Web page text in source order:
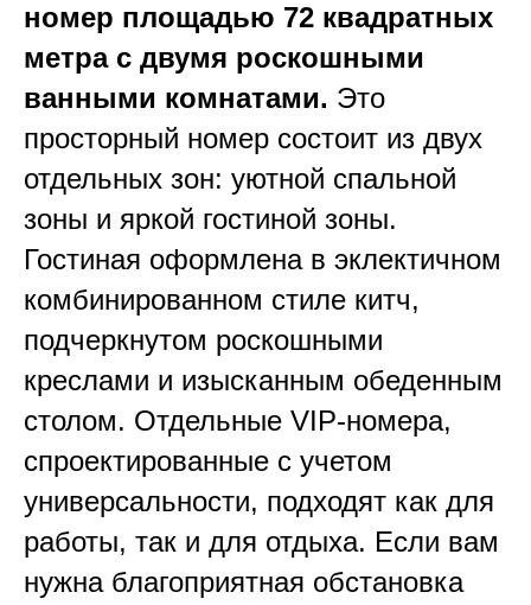
номер площадью 72 квадратных
метра с двумя роскошными
ванными комнатами. Это
просторный номер состоит из двух
отдельных зон: уютной спальной
зоны и яркой гостиной зоны.
Гостиная оформлена в эклектичном
комбинированном стиле китч,
подчеркнутом роскошными
креслами и изысканным обеденным
столом. Отдельные VIP-номера,
спроектированные с учетом
универсальности, подходят как для
работы, так и для отдыха. Если вам
нужна благоприятная обстановка